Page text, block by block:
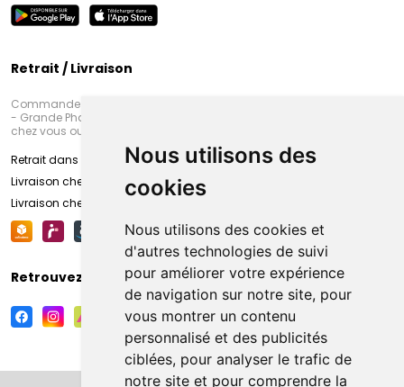
Nous utilisons des
cookies
Nous utilisons des cookies et
d'autres technologies de suivi
pour améliorer votre expérience
de navigation sur notre site, pour
vous montrer un contenu
personnalisé et des publicités
ciblées, pour analyser le trafic de
notre site et pour comprendre la
Retrait / Livraison
Commandez en ligne et venez chercher votre commande à Amiens
- Grande Pharmacie d’Amiens (Fachon) ou recevez-là rapidement
chez vous ou en point retrait
Retrait dans la pharmacie d’Amiens
Livraison chez vous
Livraison chez votre commerçant
Retrouvez-nous sur vos réseaux sociaux